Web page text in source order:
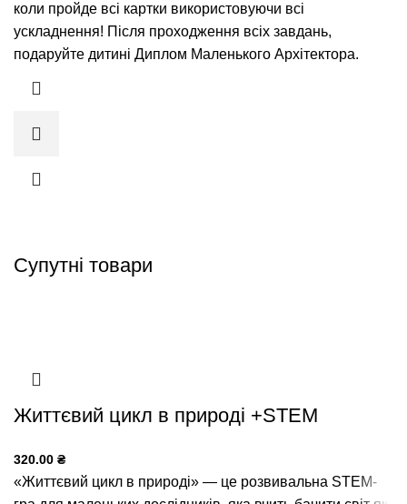
коли пройде всі картки використовуючи всі
ускладнення! Після проходження всіх завдань,
подаруйте дитині Диплом Маленького Архітектора.
Супутні товари
3+
Життєвий цикл в природі +STEM
320.00 ₴
«Життєвий цикл в природі» — це розвивальна STEM-
1+